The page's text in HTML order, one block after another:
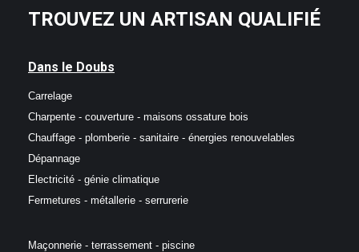
TROUVEZ UN ARTISAN QUALIFIÉ
Dans le Doubs
Carrelage
Charpente - couverture - maisons ossature bois
Chauffage - plomberie - sanitaire - énergies renouvelables
Dépannage
Electricité - génie climatique
Fermetures - métallerie - serrurerie
Maçonnerie - terrassement - piscine